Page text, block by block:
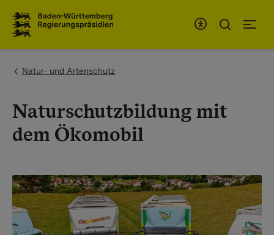
You are here:
Natur- und Artenschutz
Naturschutzbildung mit
dem Ökomobil